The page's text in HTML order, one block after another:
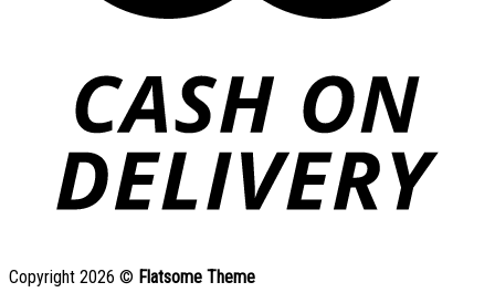
Copyright 2026 © Flatsome Theme